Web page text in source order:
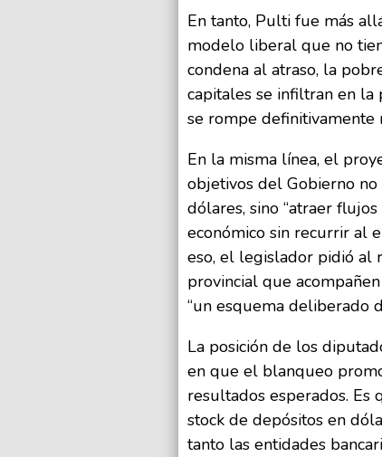
En tanto, Pulti fue más
modelo liberal que no
condena al atraso, la
capitales se infiltran en la
se rompe definitivamente
En la misma línea, el
objetivos del Gobierno
dólares, sino “atraer
económico sin recurrir al
eso, el legislador pidió al
provincial que
“un esquema deliberado
La posición de los
en que el blanqueo
resultados esperados. Es
stock de depósitos en
tanto las entidades